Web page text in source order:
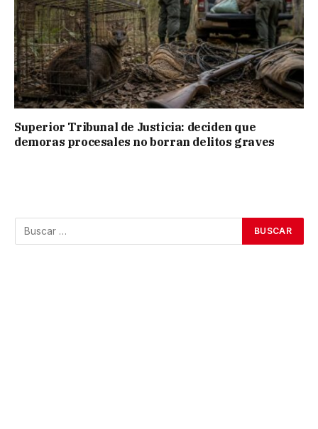
Superior Tribunal de Justicia: deciden que
demoras procesales no borran delitos graves